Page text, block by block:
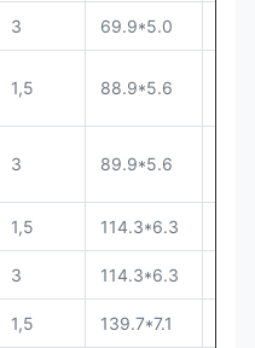
3 69.9*5.0
1,5 88.9*5.6
3 89.9*5.6
1,5 114.3*6.3
3 114.3*6.3
1,5 139.7*7.1